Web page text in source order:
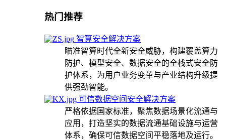
热门推荐
智算安全解决方案
瞄准智算时代全新安全威胁，构建覆盖算力
防护、模型安全、数据安全的全栈式安全防
护体系，为用户业务变革与产业结构升级提
供强劲智能。
可信数据空间安全解决方案
严格依据国家标准，聚焦数据场景化流通与
应用，打造坚实的数据流通基础设施与运营
体系，确保可信数据空间平稳落地及运行。